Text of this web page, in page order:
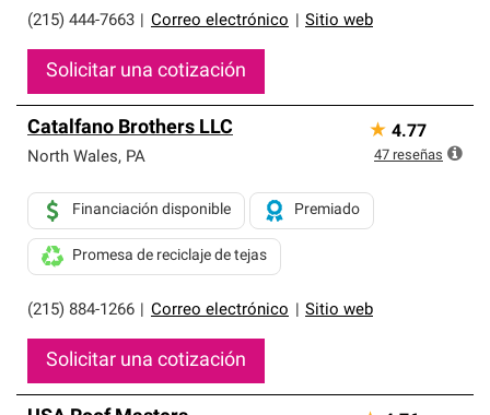
(215) 444-7663 Correo electrónico Sitio web
Solicitar una cotización
Catalfano Brothers LLC
North Wales, PA
(215) 884-1266 Correo electrónico Sitio web
Financiación disponible Premiado
Promesa de reciclaje de tejas
Solicitar una cotización
★ 4.77
47 reseñas